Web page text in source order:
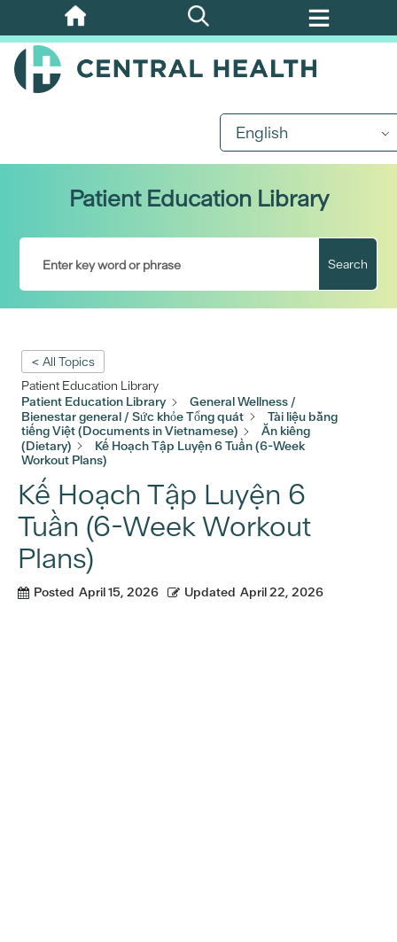
Skip
to
main
English
Patient Education Library
Search
< All Topics
Patient Education Library
Patient Education Library
General Wellness /
Bienestar general / Sức khỏe Tổng quát
Tài liệu bằng
tiếng Việt (Documents in Vietnamese)
Ăn kiêng
(Dietary)
Kế Hoạch Tập Luyện 6 Tuần (6-Week
Workout Plans)
Kế Hoạch Tập Luyện 6
Tuần (6-Week Workout
Plans)
Posted April 15, 2026 Updated April 22, 2026